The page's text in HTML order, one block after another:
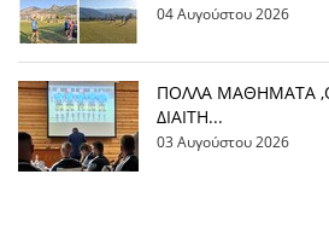
04 Αυγούστου 2026
ΠΟΛΛΑ ΜΑΘΗΜΑΤΑ
ΔΙΑΙΤΗ...
03 Αυγούστου 2026